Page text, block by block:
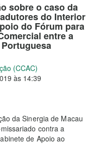
sobre o caso da
do Interior
do Fórum para
entre a
(CCAC)
às 14:39
da Sinergia de Macau
contra a
de Apoio ao